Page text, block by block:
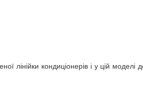
лінійки кондиціонерів і у цій